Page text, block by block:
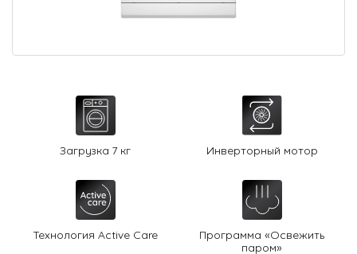
8 800 3333 887
Загрузка 7 кг Инверторный мотор
Технология Active Care Программа «Освежить
паром»